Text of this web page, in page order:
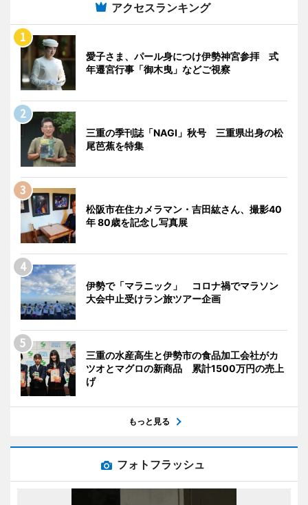
アクセスランキング
愛子さま、パール身につけ伊勢神宮参拝 式
年遷宮行事「御木曳」などご視察
三重の季刊誌「NAGI」秋号 三重県出身の松
尾芭蕉を特集
松阪市在住カメラマン・吉田紘さん、撮影40
年 80歳を記念し写真展
伊勢で「マラニック」 コロナ禍でマラソン
大会中止受けラン旅ツアー企画
三重の水産高生と伊勢市の食品加工会社がカ
ツオとマグロの新商品 累計1500万円の売上
げ
もっと見る
フォトフラッシュ